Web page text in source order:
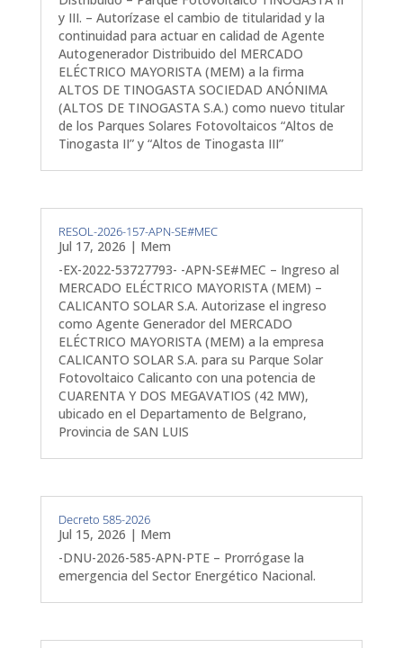
y III. – Autorízase el cambio de titularidad y la
continuidad para actuar en calidad de Agente
Autogenerador Distribuido del MERCADO
ELÉCTRICO MAYORISTA (MEM) a la firma
ALTOS DE TINOGASTA SOCIEDAD ANÓNIMA
(ALTOS DE TINOGASTA S.A.) como nuevo titular
de los Parques Solares Fotovoltaicos “Altos de
Tinogasta II” y “Altos de Tinogasta III”
RESOL-2026-157-APN-SE#MEC
Jul 17, 2026 | Mem
-EX-2022-53727793- -APN-SE#MEC – Ingreso al
MERCADO ELÉCTRICO MAYORISTA (MEM) –
CALICANTO SOLAR S.A. Autorizase el ingreso
como Agente Generador del MERCADO
ELÉCTRICO MAYORISTA (MEM) a la empresa
CALICANTO SOLAR S.A. para su Parque Solar
Fotovoltaico Calicanto con una potencia de
CUARENTA Y DOS MEGAVATIOS (42 MW),
ubicado en el Departamento de Belgrano,
Provincia de SAN LUIS
Decreto 585-2026
Jul 15, 2026 | Mem
-DNU-2026-585-APN-PTE – Prorrógase la
emergencia del Sector Energético Nacional.